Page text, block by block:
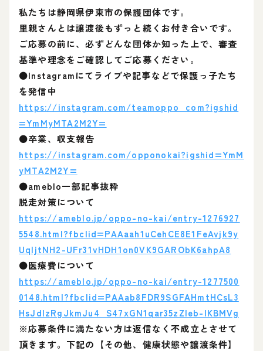
私たちは静岡県伊東市の保護団体です。
里親さんとは譲渡後もずっと続くお付き合いです。
ご応募の前に、必ずどんな団体か知った上で、審査
基準や理念をご確認してご応募ください。
⚫Instagramにてライブや記事などで保護っ子たち
を発信中
https://instagram.com/teamoppo_com?igshid
=YmMyMTA2M2Y=
⚫卒業、収支報告
https://instagram.com/opponokai?igshid=YmM
yMTA2M2Y=
⚫ameblo一部記事抜粋
脱走対策について
https://ameblo.jp/oppo-no-kai/entry-1276927
5548.html?fbclid=PAAaah1uCehCE8E1FeAvjk9y
UqljtNH2-UFr31vHDH1on0VK9GARObK6ahpA8
⚫医療費について
https://ameblo.jp/oppo-no-kai/entry-1277500
0148.html?fbclid=PAAab8FDR9SGFAHmtHCsL3
HsJdIzRgJkmJu4_S47xGN1qar35zZIeb-IKBMVg
※応募条件に満たない方は返信なく不成立とさせて
頂きます。下記の【その他、健康状態や譲渡条件】